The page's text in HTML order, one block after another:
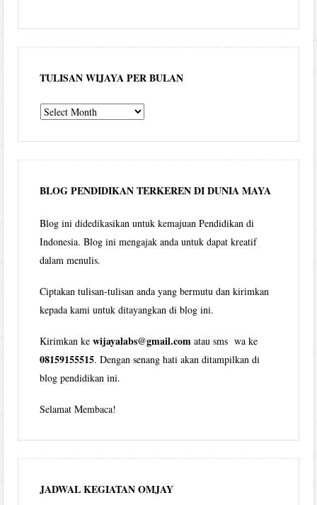
TULISAN WIJAYA PER BULAN
Tulisan
per
bulan
BLOG PENDIDIKAN TERKEREN DI DUNIA MAYA
Blog ini didedikasikan untuk kemajuan Pendidikan di
Indonesia. Blog ini mengajak anda untuk dapat kreatif
dalam menulis.
Ciptakan tulisan-tulisan anda yang bermutu dan kirimkan
kepada kami untuk ditayangkan di blog ini.
Kirimkan kewijayalabs@gmail.com atau sms wa ke
08159155515. Dengan senang hati akan ditampilkan di
blog pendidikan ini.
Selamat Membaca!
JADWAL KEGIATAN OMJAY